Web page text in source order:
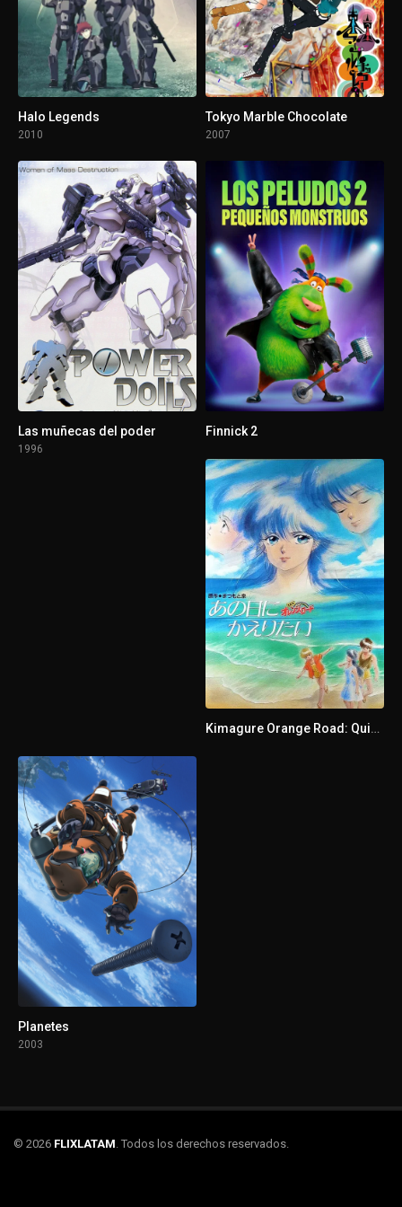
1 - 6 Los polos opuestos se atraen
1 - 7 Episodio 7
1 - 8
1 - 9 Episodio 9
1 - 10 Pagar mal con mal
1 - 11 El diamante corta el diamante
1 - 12 Episodio 12
1 - 13 Retroceso de las Lycoris
Halo Legends
2010
Tokyo Marble Chocolate
2007
Las muñecas del poder
1996
Finnick 2
Kimagure Orange Road: Quiero volver a ese día
Planetes
2003
© 2026 FLIXLATAM . Todos los derechos reservados.